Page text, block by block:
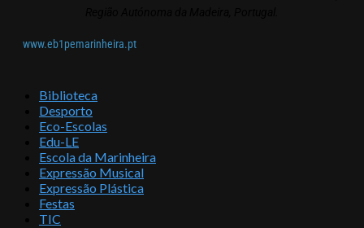
www.eb1pemarinheira.pt
Biblioteca
Desporto
Eco-Escolas
Edu-LE
Escola da Marinheira
Expressão Musical
Expressão Plástica
Festas
TIC